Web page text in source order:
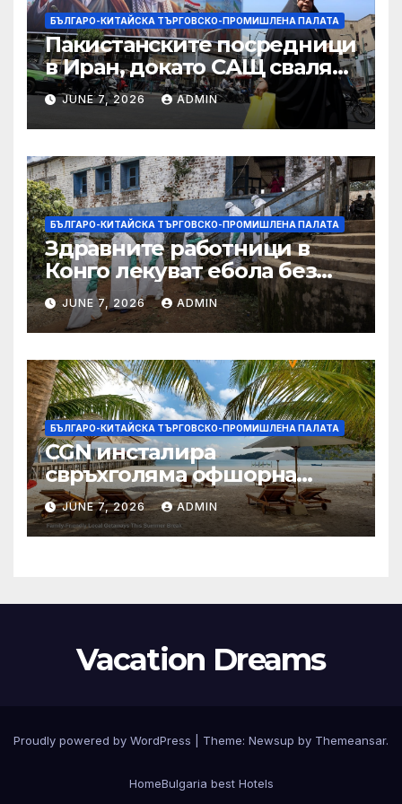
БЪЛГАРО-КИТАЙСКА ТЪРГОВСКО-ПРОМИШЛЕНА ПАЛАТА
Пакистанските посредници
в Иран, докато САЩ свалят
дронове, Ливан търси мир
JUNE 7, 2026 ADMIN
БЪЛГАРО-КИТАЙСКА ТЪРГОВСКО-ПРОМИШЛЕНА ПАЛАТА
Здравните работници в
Конго лекуват ебола без
заплащане, докато СЗО
търси ресурси
JUNE 7, 2026 ADMIN
БЪЛГАРО-КИТАЙСКА ТЪРГОВСКО-ПРОМИШЛЕНА ПАЛАТА
CGN инсталира
свръхголяма офшорна
вятърна турбина с мощност
18 MW в Гуангдонг
JUNE 7, 2026 ADMIN
Vacation Dreams
Proudly powered by WordPress Theme: Newsup by Themeansar.
HomeBulgaria best Hotels